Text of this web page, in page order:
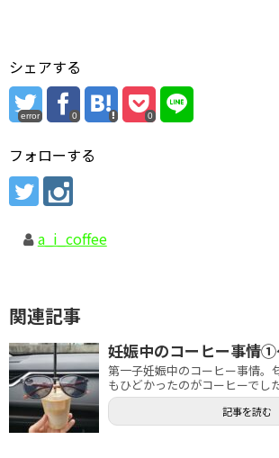
シェアする
error 0 0
フォローする
a_i_coffee
関連記事
妊娠中のコーヒー事情
第一子妊娠中のコーヒー事情。
もひどかったのがコーヒーでした
記事を読む